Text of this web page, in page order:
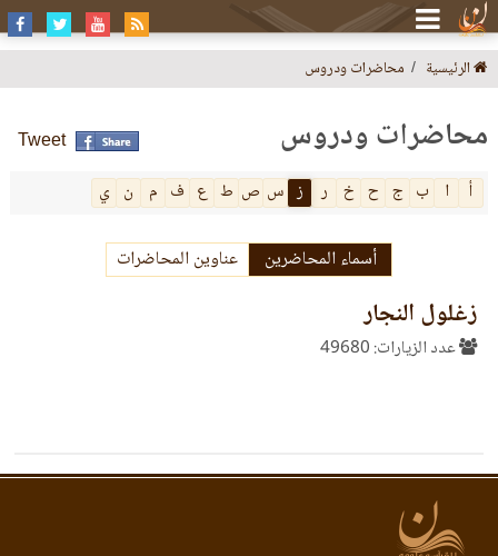
الرئيسية محاضرات ودروس
محاضرات ودروس Tweet
أ ا ب ج ح خ ر ز س ص ط ع ف م ن ي
أسماء المحاضرين عناوين المحاضرات
زغلول النجار
عدد الزيارات: 49680